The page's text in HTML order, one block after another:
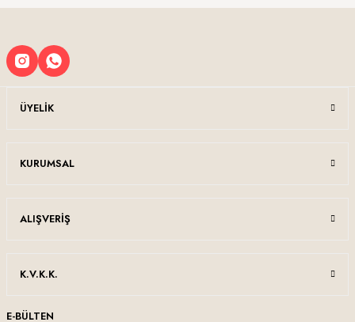
Ürün resmi kalitesiz, bozuk veya görüntülenemiyor.
Ürün bilgilerinde hatalar bulunuyor.
Ürün fiyatı diğer sitelerden daha pahalı.
Bu ürüne benzer farklı alternatifler olmalı.
ÜYELIK
KURUMSAL
ALIŞVERIŞ
K.V.K.K.
E-BÜLTEN